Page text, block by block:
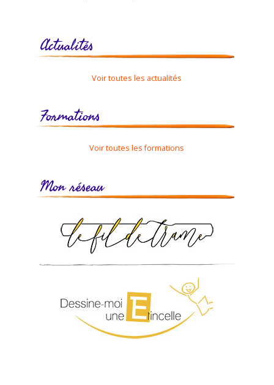
Actualités
Voir toutes les actualités
Formations
Voir toutes les formations
Mon réseau